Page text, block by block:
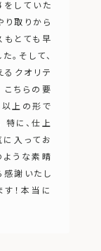
していた
り取りから
もとても早
。 そして、
クオリテ
こちらの要
以上の形で
特に、仕上
入ってお
ような素晴
感謝いたし
！本当に